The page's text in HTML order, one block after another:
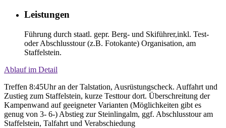
Leistungen
Führung durch staatl. gepr. Berg- und Skiführer,inkl. Test-
oder Abschlusstour (z.B. Fotokante) Organisation, am
Staffelstein.
Ablauf im Detail
Treffen 8:45Uhr an der Talstation, Ausrüstungscheck. Auffahrt und
Zustieg zum Staffelstein, kurze Testtour dort. Überschreitung der
Kampenwand auf geeigneter Varianten (Möglichkeiten gibt es
genug von 3- 6-) Abstieg zur Steinlingalm, ggf. Abschlusstour am
Staffelstein, Talfahrt und Verabschiedung